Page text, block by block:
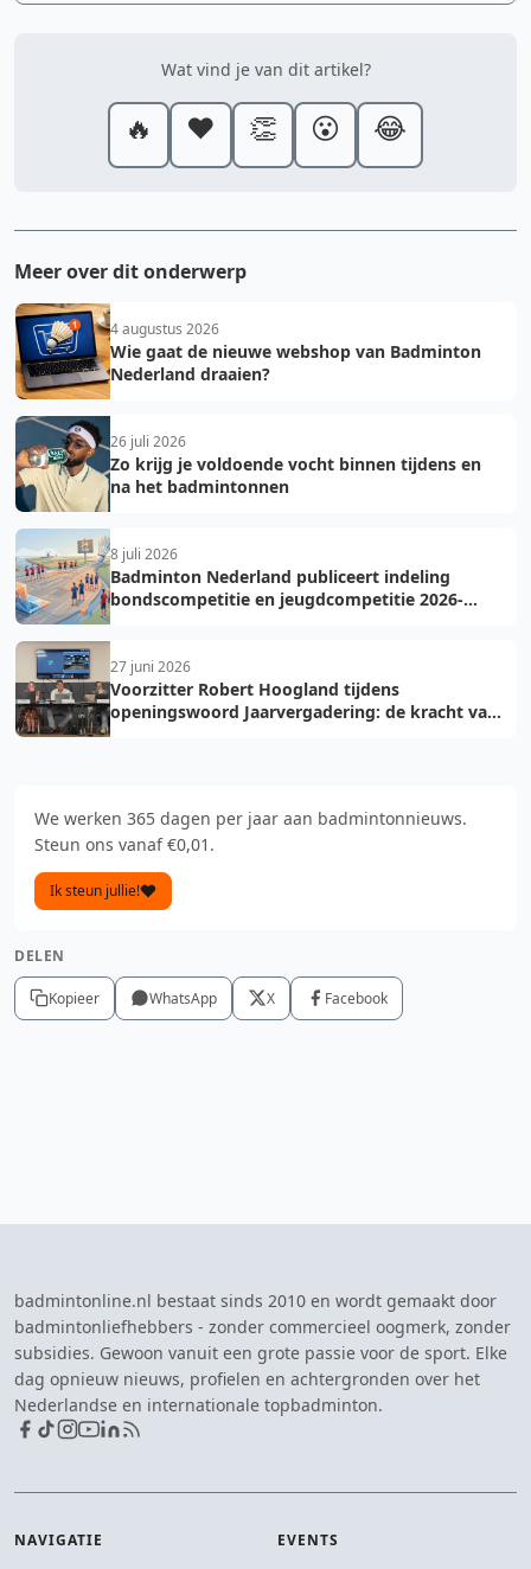
Wat vind je van dit artikel?
🔥 ❤️ 👏 😮 😂
Meer over dit onderwerp
4 augustus 2026
Wie gaat de nieuwe webshop van Badminton
Nederland draaien?
26 juli 2026
Zo krijg je voldoende vocht binnen tijdens en
na het badmintonnen
8 juli 2026
Badminton Nederland publiceert indeling
bondscompetitie en jeugdcompetitie 2026-
27 juni 2026
Voorzitter Robert Hoogland tijdens
openingswoord Jaarvergadering: de kracht van
We werken 365 dagen per jaar aan badmintonnieuws.
Steun ons vanaf €0,01.
Ik steun jullie!
DELEN
Kopieer WhatsApp X Facebook
badmintonline.nl bestaat sinds 2010 en wordt gemaakt door
badmintonliefhebbers - zonder commercieel oogmerk, zonder
subsidies. Gewoon vanuit een grote passie voor de sport. Elke
dag opnieuw nieuws, profielen en achtergronden over het
Nederlandse en internationale topbadminton.
NAVIGATIE EVENTS